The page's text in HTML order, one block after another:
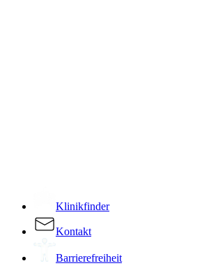
Klinikfinder
Kontakt
Barrierefreiheit